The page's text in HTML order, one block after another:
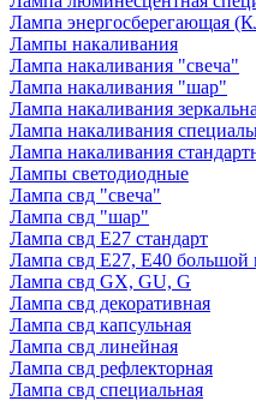
Лампа энергосберегающая
Лампы накаливания
Лампа накаливания "свеча"
Лампа накаливания "шар"
Лампа накаливания
Лампа накаливания
Лампа накаливания
Лампы светодиодные
Лампа свд "свеча"
Лампа свд "шар"
Лампа свд E27 стандарт
Лампа свд E27, Е40 большой
Лампа свд GX, GU, G
Лампа свд декоративная
Лампа свд капсульная
Лампа свд линейная
Лампа свд рефлекторная
Лампа свд специальная